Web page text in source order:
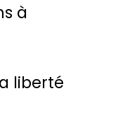
à
liberté